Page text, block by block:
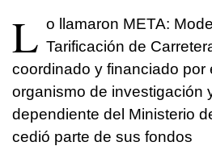
L o llamaron META:
Tarificación de
coordinado y financiado por
organismo de investigación
dependiente del Ministerio
cedió parte de sus fondos